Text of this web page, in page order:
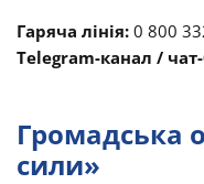
Гаряча лінія: 0 800
Telegram-канал /
Громадська
сили»